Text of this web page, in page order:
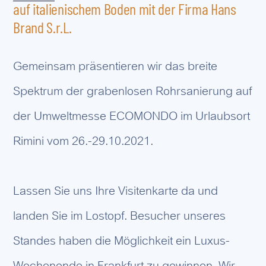
auf italienischem Boden mit der Firma Hans
Brand S.r.L.
Gemeinsam präsentieren wir das breite
Spektrum der grabenlosen Rohrsanierung auf
der Umweltmesse ECOMONDO im Urlaubsort
Rimini vom 26.-29.10.2021.
Lassen Sie uns Ihre Visitenkarte da und
landen Sie im Lostopf. Besucher unseres
Standes haben die Möglichkeit ein Luxus-